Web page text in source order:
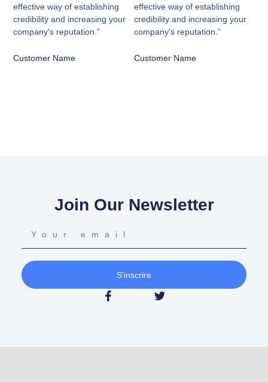
effective way of establishing
credibility and increasing your
company's reputation.”
Customer Name
effective way of establishing
credibility and increasing your
company's reputation.”
Customer Name
Join Our Newsletter
S'inscrire